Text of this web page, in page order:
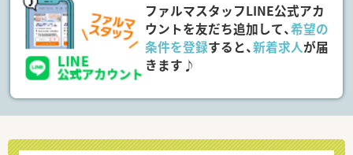
ファルマスタッフLINE公式アカ
ウントを友だち追加して、希望の
条件を登録すると、新着求人が届
きます♪